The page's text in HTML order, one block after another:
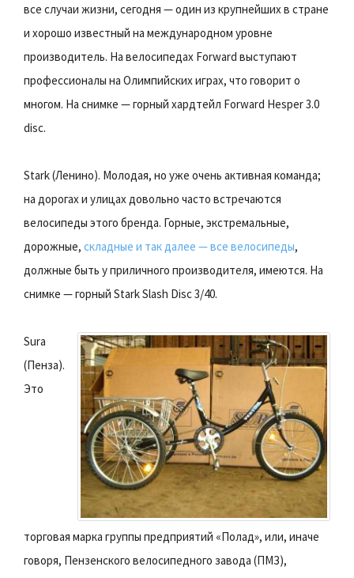
все случаи жизни, сегодня — один из крупнейших в стране
и хорошо известный на международном уровне
производитель. На велосипедах Forward выступают
профессионалы на Олимпийских играх, что говорит о
многом. На снимке — горный хардтейл Forward Hesper 3.0
disc.
Stark (Ленино). Молодая, но уже очень активная команда;
на дорогах и улицах довольно часто встречаются
велосипеды этого бренда. Горные, экстремальные,
дорожные, складные и так далее — все велосипеды,
должные быть у приличного производителя, имеются. На
снимке — горный Stark Slash Disc 3/40.
Sura
(Пенза).
Это
торговая марка группы предприятий «Полад», или, иначе
говоря, Пензенского велосипедного завода (ПМЗ),